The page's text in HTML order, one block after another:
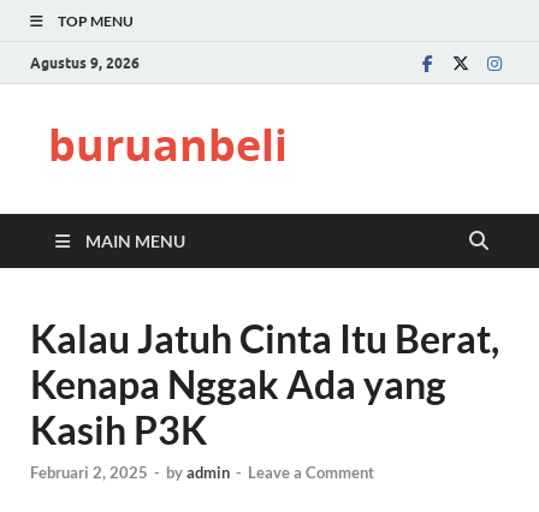
TOP MENU
Agustus 9, 2026
buruanbeli
MAIN MENU
Kalau Jatuh Cinta Itu Berat,
Kenapa Nggak Ada yang
Kasih P3K
Februari 2, 2025 - byadmin - Leave a Comment